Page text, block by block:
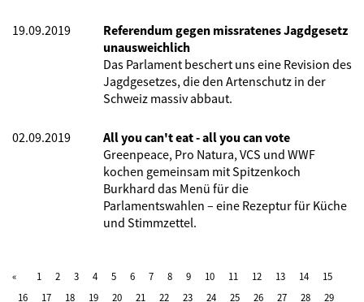
19.09.2019
Referendum gegen missratenes Jagdgesetz
unausweichlich
Das Parlament beschert uns eine Revision des
Jagdgesetzes, die den Artenschutz in der
Schweiz massiv abbaut.
02.09.2019
All you can't eat - all you can vote
Greenpeace, Pro Natura, VCS und WWF
kochen gemeinsam mit Spitzenkoch
Burkhard das Menü für die
Parlamentswahlen – eine Rezeptur für Küche
und Stimmzettel.
1 2 3 4 5 6 7 8 9 10 11 12 13 14
15
16
17 18 19 20 21 22 23 24 25 26 27 28
29